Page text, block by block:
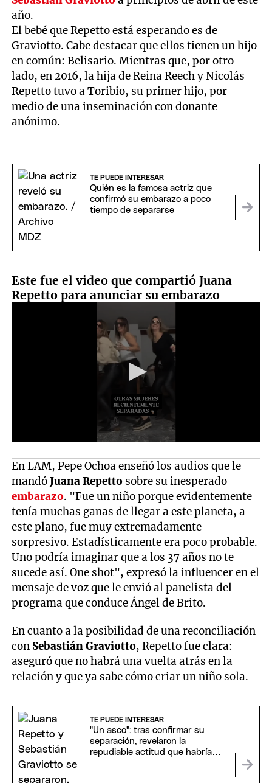
año.
El bebé que Repetto está esperando es de
Graviotto. Cabe destacar que ellos tienen un hijo
en común: Belisario. Mientras que, por otro
lado, en 2016, la hija de Reina Reech y Nicolás
Repetto tuvo a Toribio, su primer hijo, por
medio de una inseminación con donante
anónimo.
TE PUEDE INTERESAR
Quién es la famosa actriz que
confirmó su embarazo a poco
tiempo de separarse
Este fue el video que compartió Juana
Repetto para anunciar su embarazo
En LAM, Pepe Ochoa enseñó los audios que le
mandóJuana Repetto sobre su inesperado
embarazo. "Fue un niño porque evidentemente
tenía muchas ganas de llegar a este planeta, a
este plano, fue muy extremadamente
sorpresivo. Estadísticamente era poco probable.
Uno podría imaginar que a los 37 años no te
sucede así. One shot", expresó la influencer en el
mensaje de voz que le envió al panelista del
programa que conduce Ángel de Brito.
En cuanto a la posibilidad de una reconciliación
con Sebastián Graviotto, Repetto fue clara:
aseguró que no habrá una vuelta atrás en la
relación y que ya sabe cómo criar un niño sola.
TE PUEDE INTERESAR
"Un asco": tras confirmar su
separación, revelaron la
repudiable actitud que habría